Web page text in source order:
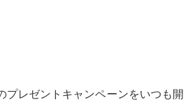
プレゼントキャンペーンをいつも開